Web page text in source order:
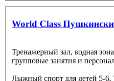
World Class
Тренажерный зал, водная
групповые занятия и
Лыжный спорт для детей 5-6,